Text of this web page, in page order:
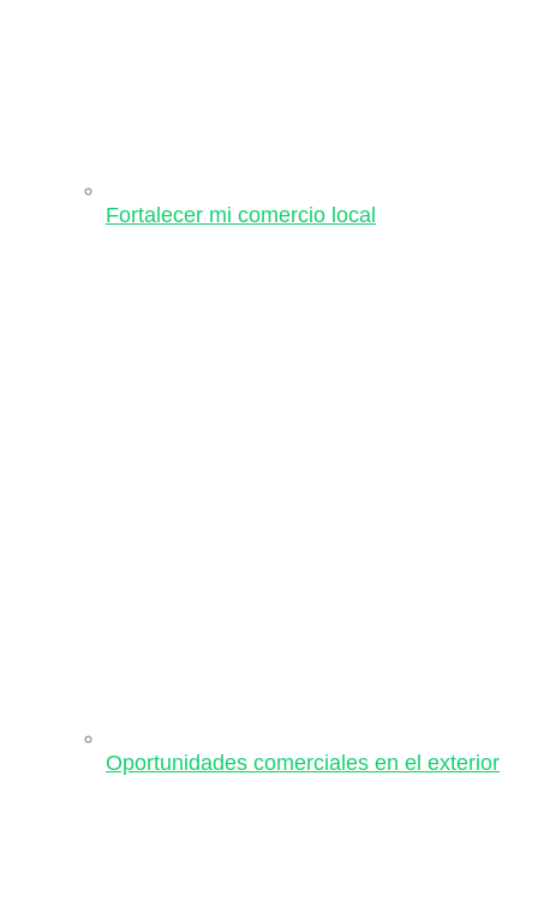
Fortalecer mi comercio local
Oportunidades comerciales en el exterior